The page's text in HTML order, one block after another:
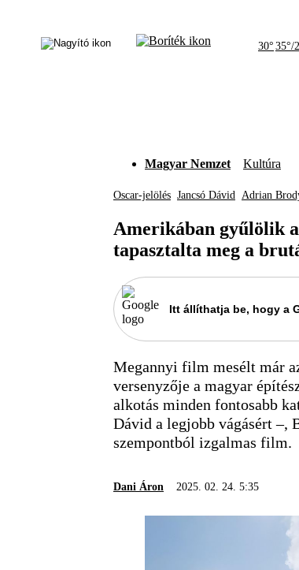
30° 35°/
Magyar Nemzet Kultúra
Oscar-jelölés Jancsó Dávid Adrian
Amerikában gyűlölik
tapasztalta meg a
Itt állíthatja be, hogy a
Megannyi film mesélt már
versenyzője a magyar
alkotás minden fontosabb
Dávid a legjobb vágásért –,
szempontból izgalmas film.
Dani Áron 2025. 02. 24. 5:35